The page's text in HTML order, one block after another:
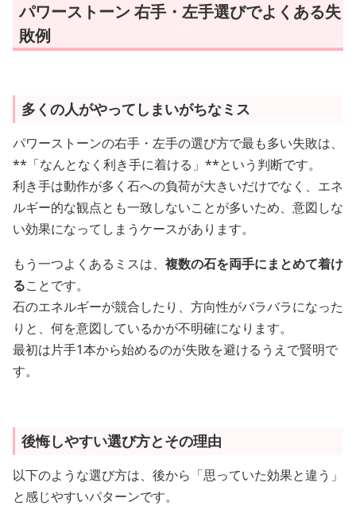
パワーストーン 右手・左手選びでよくある失
敗例
多くの人がやってしまいがちなミス
パワーストーンの右手・左手の選び方で最も多い失敗は、
**「なんとなく利き手に着ける」**という判断です。
利き手は動作が多く石への負荷が大きいだけでなく、エネ
ルギー的な観点とも一致しないことが多いため、意図しな
い効果になってしまうケースがあります。
もう一つよくあるミスは、 複数の石を両手にまとめて着け
ることです。
石のエネルギーが競合したり、方向性がバラバラになった
りと、何を意図しているかが不明確になります。
最初は片手1本から始めるのが失敗を避けるうえで賢明で
す。
後悔しやすい選び方とその理由
以下のような選び方は、後から「思っていた効果と違う」
と感じやすいパターンです。